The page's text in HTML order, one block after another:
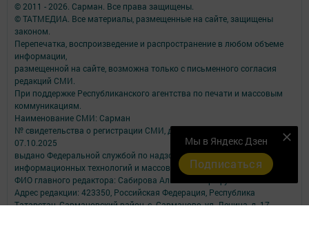
Мы в Яндекс Дзен
Подписаться
© 2011 - 2026. Сарман. Все права защищены.
© ТАТМЕДИА. Все материалы, размещенные на сайте, защищены
законом.
Перепечатка, воспроизведение и распространение в любом объеме
информации,
размещенной на сайте, возможна только с письменного согласия
редакций СМИ.
При поддержке Республиканского агентства по печати и массовым
коммуникациям.
Наименование СМИ: Сарман
№ свидетельства о регистрации СМИ, дата: ЭЛ № ФС 77 - 90172 от
07.10.2025
выдано Федеральной службой по надзору в сфере связи,
информационных технологий и массовых коммуникаций
ФИО главного редактора: Сабирова Альбина Ашрафулловна
Адрес редакции: 423350, Российская Федерация, Республика
Татарстан, Сармановский район, с. Сарманово, ул. Ленина, д. 17